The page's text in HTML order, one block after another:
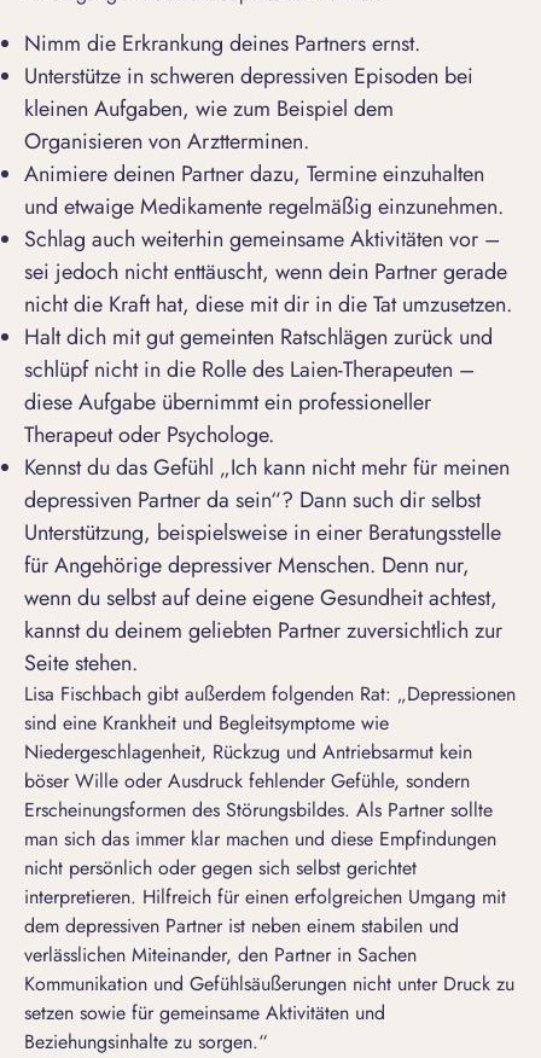
Nimm die Erkrankung deines Partners ernst.
Unterstütze in schweren depressiven Episoden bei
kleinen Aufgaben, wie zum Beispiel dem
Organisieren von Arztterminen.
Animiere deinen Partner dazu, Termine einzuhalten
und etwaige Medikamente regelmäßig einzunehmen.
Schlag auch weiterhin gemeinsame Aktivitäten vor –
sei jedoch nicht enttäuscht, wenn dein Partner gerade
nicht die Kraft hat, diese mit dir in die Tat umzusetzen.
Halt dich mit gut gemeinten Ratschlägen zurück und
schlüpf nicht in die Rolle des Laien-Therapeuten –
diese Aufgabe übernimmt ein professioneller
Therapeut oder Psychologe.
Kennst du das Gefühl „Ich kann nicht mehr für meinen
depressiven Partner da sein“? Dann such dir selbst
Unterstützung, beispielsweise in einer Beratungsstelle
für Angehörige depressiver Menschen. Denn nur,
wenn du selbst auf deine eigene Gesundheit achtest,
kannst du deinem geliebten Partner zuversichtlich zur
Seite stehen.
Lisa Fischbach gibt außerdem folgenden Rat: „Depressionen
sind eine Krankheit und Begleitsymptome wie
Niedergeschlagenheit, Rückzug und Antriebsarmut kein
böser Wille oder Ausdruck fehlender Gefühle, sondern
Erscheinungsformen des Störungsbildes. Als Partner sollte
man sich das immer klar machen und diese Empfindungen
nicht persönlich oder gegen sich selbst gerichtet
interpretieren. Hilfreich für einen erfolgreichen Umgang mit
dem depressiven Partner ist neben einem stabilen und
verlässlichen Miteinander, den Partner in Sachen
Kommunikation und Gefühlsäußerungen nicht unter Druck zu
setzen sowie für gemeinsame Aktivitäten und
Beziehungsinhalte zu sorgen.“